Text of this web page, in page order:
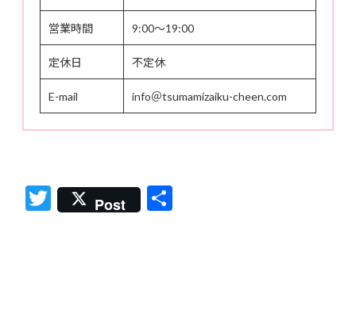
営業時間 9:00〜19:00
定休日 不定休
E-mail info＠tsumamizaiku-cheen.com
T
w
Post